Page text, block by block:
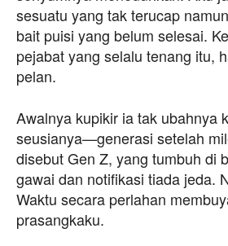
sesuatu yang tak terucap
bait puisi yang belum selesai.
pejabat yang selalu tenang itu,
pelan.
Awalnya kupikir ia tak ubahnya
seusianya—generasi setelah
disebut Gen Z, yang tumbuh di
gawai dan notifikasi tiada jeda.
Waktu secara perlahan
prasangkaku.